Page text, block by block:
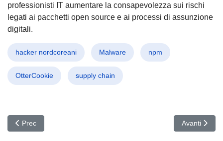
professionisti IT aumentare la consapevolezza sui rischi
legati ai pacchetti open source e ai processi di assunzione
digitali.
hacker nordcoreani Malware npm
OtterCookie supply chain
Articolo precedente: Allarme Python: Pacchetti PyPI Espongono
Prec Articolo
Avanti